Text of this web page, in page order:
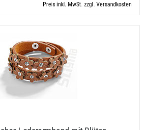
Preis inkl. MwSt. zzgl. Versandkosten